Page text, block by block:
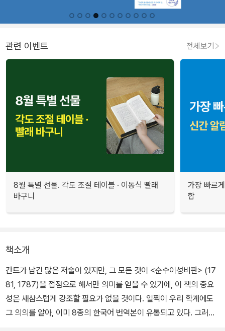
관련 이벤트 전체보기
8월 특별 선물. 각도 조절 테이블 · 이동식 빨래
바구니
가장 빠르
합
책소개
칸트가 남긴 많은 저술이 있지만, 그 모든 것이 <순수이성비판> (17
81, 1787)을 접점으로 해서만 의미를 얻을 수 있기에, 이 책의 중요
성은 새삼스럽게 강조할 필요가 없을 것이다. 일찍이 우리 학계에도
그 의의를 알아, 이미 8종의 한국어 번역본이 유통되고 있다. 그러나